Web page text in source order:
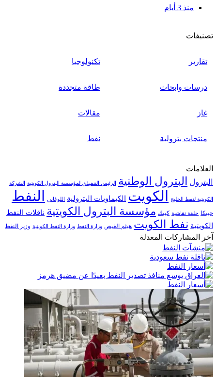
منذ 3 أيام
تصنيفات
تقارير تكنولوجيا
درسات وابحاث طاقة متجددة
غاز مقالات
منتجات بترولية نفط
العلامات
البترول البترول الوطنية الرئيس التنفيذي لمؤسسة البترول الكويتية الشركة
الكويتية لنفط الخليج الكويت الكيماويات البترولية اللوغاني النفط
جيبكا حلقة نقاشية كيبك مؤسسة البترول الكويتية ناقلات النفط
الكويتية نفط الكويت هيثم الغيص وزارة النفط وزارة النفط الكويتية وزير النفط
آخر المشاركات المعدلة